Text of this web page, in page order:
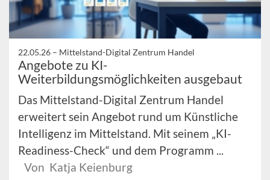
22.05.26 – Mittelstand-Digital Zentrum Handel
Angebote zu KI-
Weiterbildungsmöglichkeiten ausgebaut
Das Mittelstand-Digital Zentrum Handel
erweitert sein Angebot rund um Künstliche
Intelligenz im Mittelstand. Mit seinem „KI-
Readiness-Check“ und dem Programm ...
Von Katja Keienburg